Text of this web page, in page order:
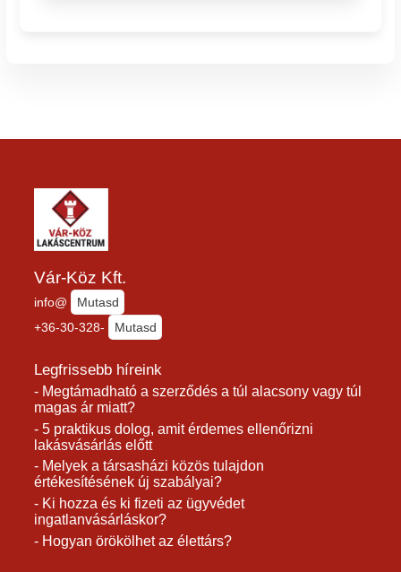
Vár-Köz Kft.
info@
Mutasd
+36-30-328-
Mutasd
Legfrissebb híreink
- Megtámadható a szerződés a túl alacsony vagy túl
magas ár miatt?
- 5 praktikus dolog, amit érdemes ellenőrizni
lakásvásárlás előtt
- Melyek a társasházi közös tulajdon
értékesítésének új szabályai?
- Ki hozza és ki fizeti az ügyvédet
ingatlanvásárláskor?
- Hogyan örökölhet az élettárs?